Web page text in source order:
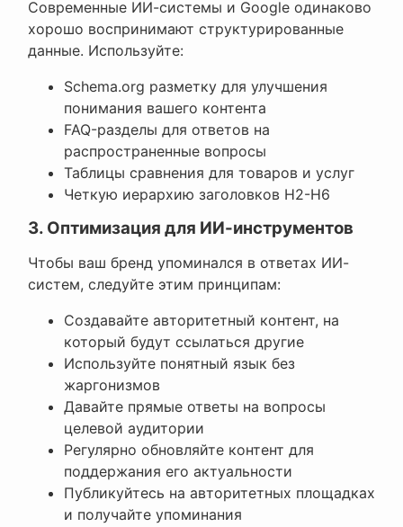
Современные ИИ-системы и Google одинаково
хорошо воспринимают структурированные
данные. Используйте:
Schema.org разметку для улучшения
понимания вашего контента
FAQ-разделы для ответов на
распространенные вопросы
Таблицы сравнения для товаров и услуг
Четкую иерархию заголовков H2-H6
3. Оптимизация для ИИ-инструментов
Чтобы ваш бренд упоминался в ответах ИИ-
систем, следуйте этим принципам:
Создавайте авторитетный контент, на
который будут ссылаться другие
Используйте понятный язык без
жаргонизмов
Давайте прямые ответы на вопросы
целевой аудитории
Регулярно обновляйте контент для
поддержания его актуальности
Публикуйтесь на авторитетных площадках
и получайте упоминания